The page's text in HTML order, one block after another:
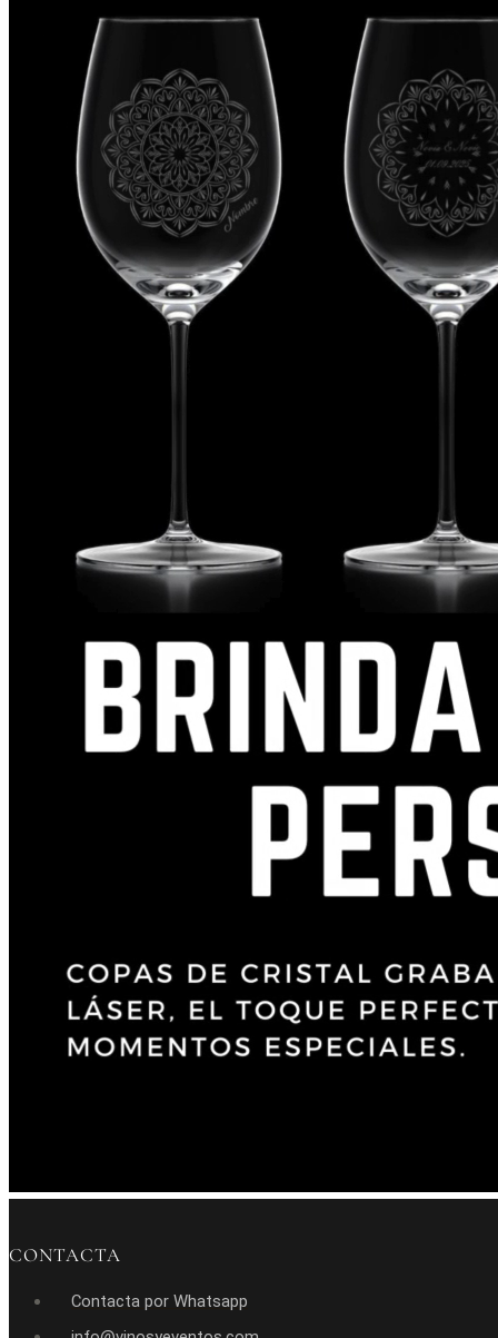
CONTACTA
Contacta por Whatsapp